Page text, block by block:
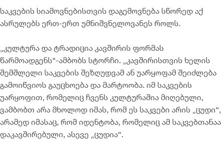
საკვების სიამოვნებისთვის დაგემოვნება სწორედ აქ
ასრულებს ერთ-ერთ უმნიშვნელოვანეს როლს.
„კულტურა და ტრადიცია კავშირის ფორმას
წარმოადგენს“-ამბობს სტორჩი. „კავშირისთვის ხელის
შემშლელი საკვების შეზღუდვამ ან უარყოფამ შეიძლება
გამოიწვიოს გაუცხოება და მარტოობა. იმ საკვების
უარყოფით, რომელიც ჩვენს კულტურაშია მიღებული,
ვამბობთ არა მხოლოდ იმას, რომ ეს საკვები არის „ცუდი“,
არამედ იმასაც, რომ იდენტობა, რომელიც ამ საკვებთანაა
დაკავშირებული, ასევე „ცუდია“.